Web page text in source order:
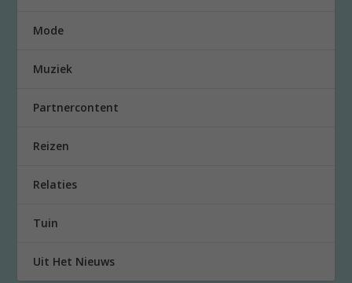
Mode
Muziek
Partnercontent
Reizen
Relaties
Tuin
Uit Het Nieuws